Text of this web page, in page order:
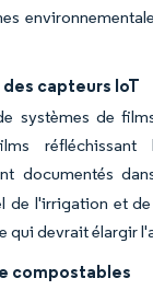
capteurs IoT
systèmes de
documentés
l'irrigation et
qui devrait élargir
compostables